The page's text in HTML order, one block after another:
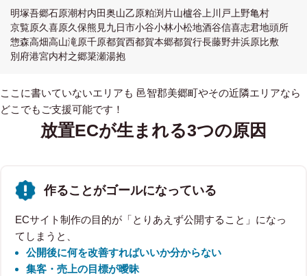
明塚吾郷石原潮村内田奥山乙原粕渕 片山櫨谷 上川戸 上野亀村
京覧原久喜原久保熊見九日市小谷小林小松地酒谷信喜志君地頭所
惣森高畑高山滝原千原都賀西都賀本郷都賀行長藤野井浜原比敷
別府港宮内村之郷簗瀬湯抱
ここに書いていないエリアも 邑智郡美郷町やその近隣エリアなら
どこでもご支援可能です！
放置ECが生まれる3つの原因
作ることがゴールになっている
ECサイト制作の目的が「とりあえず公開すること」になっ
てしまうと、
公開後に何を改善すればいいか分からない
集客・売上の目標が曖昧